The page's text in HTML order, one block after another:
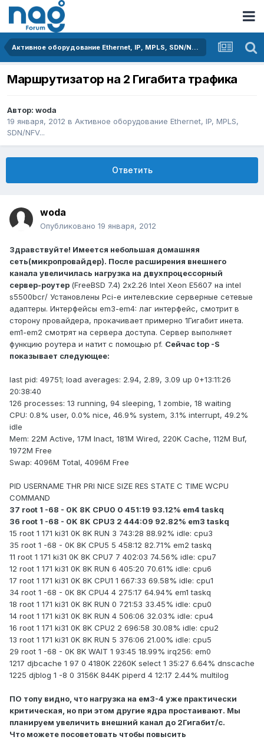
Активное оборудование Ethernet, IP, MPLS, SDN/NFV...
Маршрутизатор на 2 Гигабита трафика
Автор: woda
19 января, 2012 в Активное оборудование Ethernet, IP, MPLS,
SDN/NFV...
Ответить
woda
Опубликовано 19 января, 2012
Здравствуйте! Имеется небольшая домашняя
сеть(микропровайдер). После расширения внешнего
канала увеличилась нагрузка на двухпроцессорный
сервер-роутер (FreeBSD 7.4) 2x2.26 Intel Xeon E5607 на intel
s5500bcr/ Установлены Pci-e интелевские серверные сетевые
адаптеры. Интерфейсы em3-em4: лаг интерфейс, смотрит в
сторону провайдера, прокачивает примерно 1Гигабит инета.
em1-em2 смотрят на сервера доступа. Сервер выполняет
функцию роутера и натит с помощью pf. Сейчас top -S
показывает следующее:
last pid: 49751; load averages: 2.94, 2.89, 3.09 up 0+13:11:26
20:38:40
126 processes: 13 running, 94 sleeping, 1 zombie, 18 waiting
CPU: 0.8% user, 0.0% nice, 46.9% system, 3.1% interrupt, 49.2%
idle
Mem: 22M Active, 17M Inact, 181M Wired, 220K Cache, 112M Buf,
1972M Free
Swap: 4096M Total, 4096M Free
PID USERNAME THR PRI NICE SIZE RES STATE C TIME WCPU
COMMAND
37 root 1 -68 - 0K 8K CPU0 0 451:19 93.12% em4 taskq
36 root 1 -68 - 0K 8K CPU3 2 444:09 92.82% em3 taskq
15 root 1 171 ki31 0K 8K RUN 3 743:28 88.92% idle: cpu3
35 root 1 -68 - 0K 8K CPU5 5 458:12 82.71% em2 taskq
11 root 1 171 ki31 0K 8K CPU7 7 402:03 74.56% idle: cpu7
12 root 1 171 ki31 0K 8K RUN 6 405:20 70.61% idle: cpu6
17 root 1 171 ki31 0K 8K CPU1 1 667:33 69.58% idle: cpu1
34 root 1 -68 - 0K 8K CPU4 4 275:17 64.94% em1 taskq
18 root 1 171 ki31 0K 8K RUN 0 721:53 33.45% idle: cpu0
14 root 1 171 ki31 0K 8K RUN 4 506:06 32.03% idle: cpu4
16 root 1 171 ki31 0K 8K CPU2 2 696:58 30.08% idle: cpu2
13 root 1 171 ki31 0K 8K RUN 5 376:06 21.00% idle: cpu5
29 root 1 -68 - 0K 8K WAIT 1 93:45 18.99% irq256: em0
1217 djbcache 1 97 0 4180K 2260K select 1 35:27 6.64% dnscache
1225 djblog 1 -8 0 3156K 844K piperd 4 12:17 2.44% multilog
ПО топу видно, что нагрузка на ем3-4 уже практически
критическая, но при этом другие ядра простаивают. Мы
планируем увеличить внешний канал до 2Гигабит/с.
Что можете посоветовать чтобы повысить